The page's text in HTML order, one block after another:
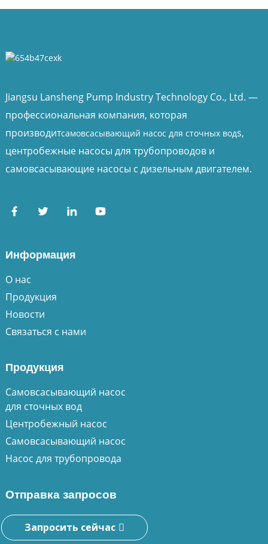
Jiangsu Lansheng Pump Industry Technology Co., Ltd. —
профессиональная компания, которая
производитсамовсасывающий насос для сточных водs,
центробежные насосы для трубопроводов и
самовсасывающие насосы с дизельным двигателем.
Информация
О нас
Продукция
Новости
Связаться с нами
Продукция
Самовсасывающий насос
для сточных вод
Центробежный насос
Самовсасывающий насос
Насос для трубопровода
Отправка запросов
Запросить сейчас